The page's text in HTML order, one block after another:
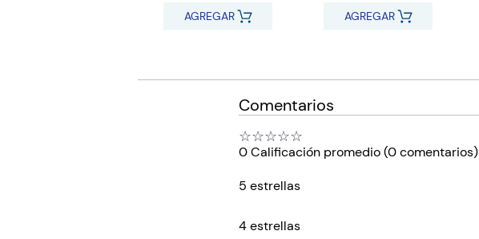
AGREGAR AGREGAR
Comentarios
☆☆☆☆☆
0 Calificación promedio(0 comentarios)
5 estrellas
4 estrellas